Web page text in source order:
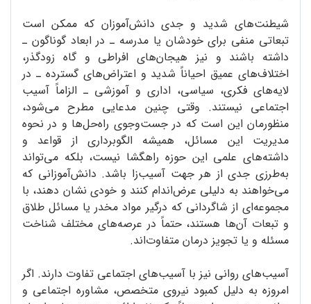
شیطنت‌های شدید و جدی دانش‌آموزان که ممکن است
تبعاتی منفی برای خودشان یا مدرسه ـ در ابعاد گوناگون ـ
داشته باشند و نیز هیجان‌های افراطی و گاه زودگذر،
اختلاف‌های عمیق احیاناً شدید و اعتراض‌های گسترده ـ در
لایه‌های فکری، سیاسی، اداری و آموزشی ـ الزاماً آسیب‌
اجتماعی نیستند. وقتی چنین مدعایی مطرح می‌شود،
منظورمان این است که در جست‌وجوی راه‌حل‌ها و در نحوه
مدیریت این مسائل، همیشه الگوبرداری از قواعد و
داشته‌های علمی این حوزه راهگشا نیست، بلکه می‌تواند
به‌طرزی جدی از هر جهت آسیب‌زا باشد. دانش‌آموزانی که
می‌خواهند به دلیلی عرض‌اندام کنند و خودی نشان دهند، با
مجموعه‌ای از شاگردانی که درگیر مواد مخدر یا مسائل طلاق
و تبعات آن‌ها هستند، حتماً در عرصه‌های مختلف شناخت
مسئله و یا تجویز درمان متفاوت‌اند.
آسیب‌های روانی نیز با آسیب‌های اجتماعی تفاوت دارند. اگر
امروزه به دلیل کمبود نیروی متخصص، مشاوره اجتماعی و